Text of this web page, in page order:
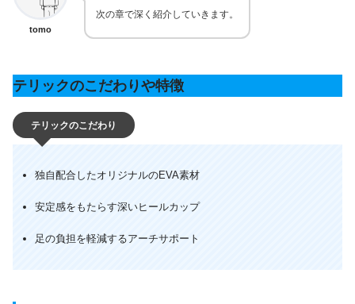
tomo
次の章で深く紹介していきます。
テリックのこだわりや特徴
テリックのこだわり
独自配合したオリジナルのEVA素材
安定感をもたらす深いヒールカップ
足の負担を軽減するアーチサポート